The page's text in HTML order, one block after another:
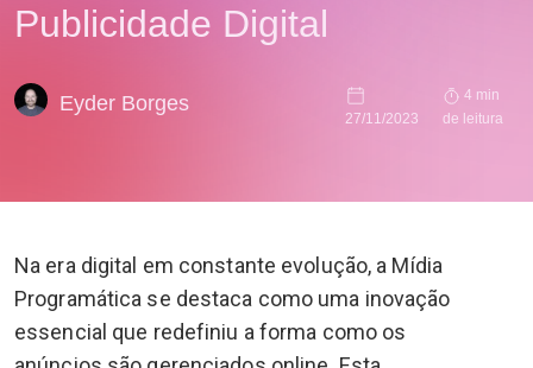
Publicidade Digital
Eyder Borges
27/11/2023
4 min
de leitura
Na era digital em constante evolução, a Mídia
Programática se destaca como uma inovação
essencial que redefiniu a forma como os